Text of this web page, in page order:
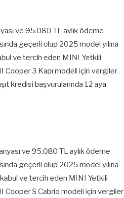
ve 95.080 TL aylık ödeme
geçerli olup 2025 model yılına
ve tercih eden MINI Yetkili
Cooper 3 Kapı modeli için vergiler
kredisi başvurularında 12 aya
ve 95.080 TL aylık ödeme
geçerli olup 2025 model yılına
ve tercih eden MINI Yetkili
Cooper S Cabrio modeli için vergiler